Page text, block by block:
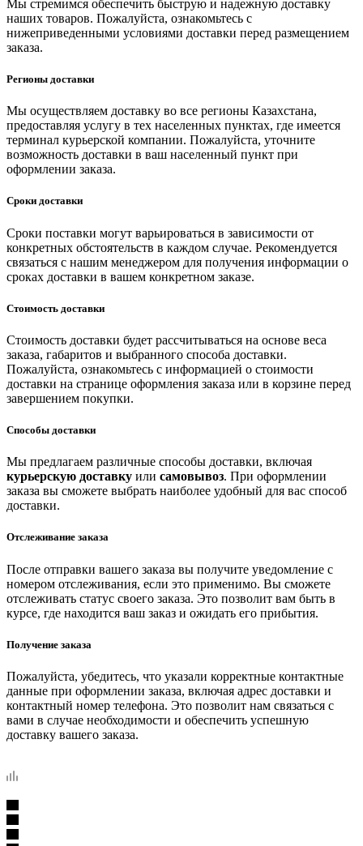
Мы стремимся обеспечить быструю и надежную доставку
наших товаров. Пожалуйста, ознакомьтесь с
нижеприведенными условиями доставки перед размещением
заказа.
Регионы доставки
Мы осуществляем доставку во все регионы Казахстана,
предоставляя услугу в тех населенных пунктах, где имеется
терминал курьерской компании. Пожалуйста, уточните
возможность доставки в ваш населенный пункт при
оформлении заказа.
Сроки доставки
Сроки поставки могут варьироваться в зависимости от
конкретных обстоятельств в каждом случае. Рекомендуется
связаться с нашим менеджером для получения информации о
сроках доставки в вашем конкретном заказе.
Стоимость доставки
Стоимость доставки будет рассчитываться на основе веса
заказа, габаритов и выбранного способа доставки.
Пожалуйста, ознакомьтесь с информацией о стоимости
доставки на странице оформления заказа или в корзине перед
завершением покупки.
Способы доставки
Мы предлагаем различные способы доставки, включая
курьерскую доставку или самовывоз. При оформлении
заказа вы сможете выбрать наиболее удобный для вас способ
доставки.
Отслеживание заказа
После отправки вашего заказа вы получите уведомление с
номером отслеживания, если это применимо. Вы сможете
отслеживать статус своего заказа. Это позволит вам быть в
курсе, где находится ваш заказ и ожидать его прибытия.
Получение заказа
Пожалуйста, убедитесь, что указали корректные контактные
данные при оформлении заказа, включая адрес доставки и
контактный номер телефона. Это позволит нам связаться с
вами в случае необходимости и обеспечить успешную
доставку вашего заказа.